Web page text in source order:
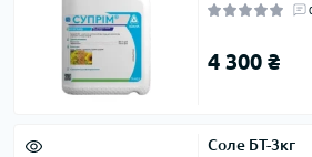
4 300 ₴
Соле БТ-3кг